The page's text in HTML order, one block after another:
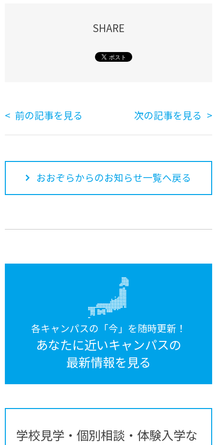
SHARE
前の記事を見る 次の記事を見る
おおぞらからのお知らせ一覧へ戻る
各キャンパスの「今」を随時更新！
あなたに近いキャンパスの
最新情報を見る
学校見学・個別相談・体験入学な